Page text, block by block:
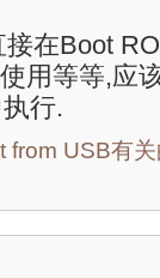
在Boot
用等等,应
行.
from USB有